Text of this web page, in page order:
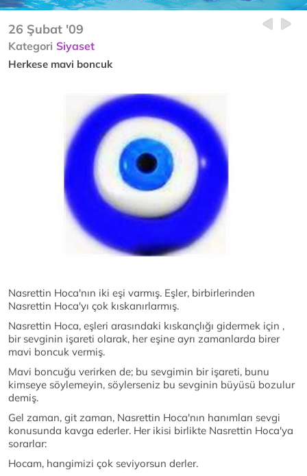
26 Şubat '09
Kategori Siyaset
Herkese mavi boncuk
Nasrettin Hoca'nın iki eşi varmış. Eşler, birbirlerinden
Nasrettin Hoca'yı çok kıskanırlarmış.
Nasrettin Hoca, eşleri arasındaki kıskançlığı gidermek için ,
bir sevginin işareti olarak, her eşine ayrı zamanlarda birer
mavi boncuk vermiş.
Mavi boncuğu verirken de; bu sevgimin bir işareti, bunu
kimseye söylemeyin, söylerseniz bu sevginin büyüsü bozulur
demiş.
Gel zaman, git zaman, Nasrettin Hoca'nın hanımları sevgi
konusunda kavga ederler. Her ikisi birlikte Nasrettin Hoca'ya
sorarlar:
Hocam, hangimizi çok seviyorsun derler.